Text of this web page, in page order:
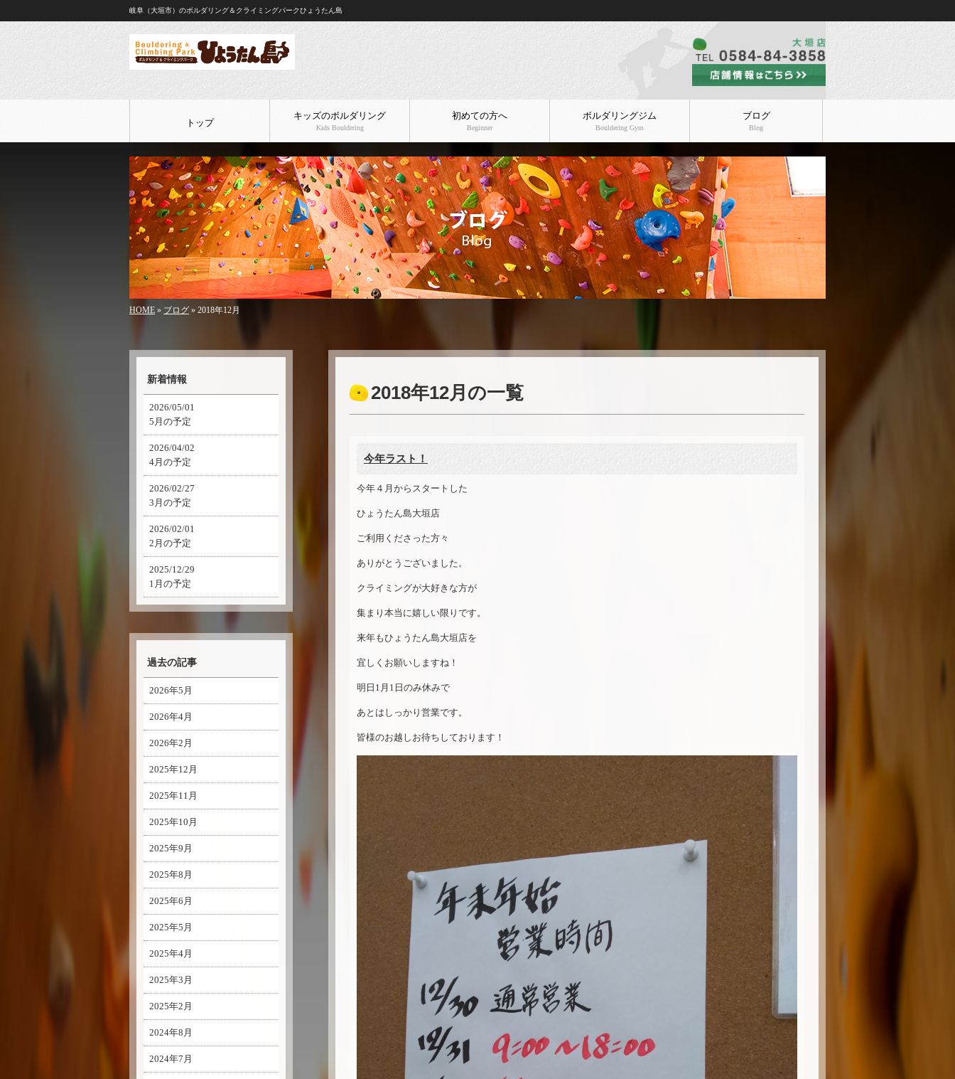
岐阜（大垣市）のボルダリング＆クライミングパークひょうたん島
トップ
キッズのボルダリング
Kids Bouldering
初めての方へ
Beginner
ボルダリングジム
Bouldering Gym
店舗案内
料金プラン
フロアガイド
企業様・社員様向けメニュー
ブログ
Blog
HOME » ブログ » 2018年12月
2018年12月の一覧
今年ラスト！
今年４月からスタートした
ひょうたん島大垣店
ご利用くださった方々
ありがとうございました。
クライミングが大好きな方が
集まり本当に嬉しい限りです。
来年もひょうたん島大垣店を
宜しくお願いしますね！
明日1月1日のみ休みで
あとはしっかり営業です。
皆様のお越しお待ちしております！
新着情報
2026/05/01
5月の予定
2026/04/02
4月の予定
2026/02/27
3月の予定
2026/02/01
2月の予定
2025/12/29
1月の予定
過去の記事
2026年5月
2026年4月
2026年2月
2025年12月
2025年11月
2025年10月
2025年9月
2025年8月
2025年6月
2025年5月
2025年4月
2025年3月
2025年2月
2024年8月
2024年7月